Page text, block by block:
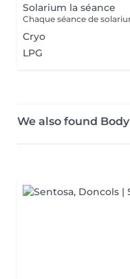
Solarium la séance
Cryo
LPG
We also found